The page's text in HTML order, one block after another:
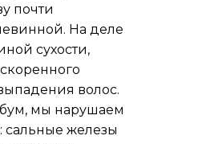
почти
На деле
сухости,
волос.
мы нарушаем
сальные железы